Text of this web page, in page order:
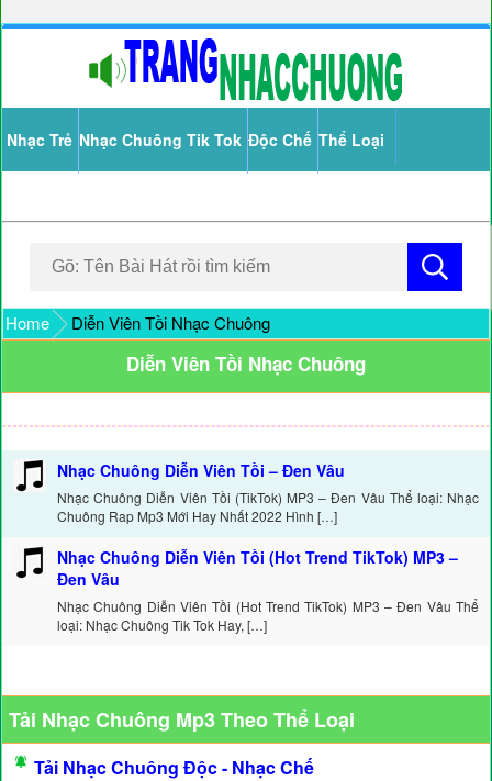
Nhạc Trẻ Nhạc Chuông Tik Tok Độc Chế Thể Loại
Home Diễn Viên Tồi Nhạc Chuông
Diễn Viên Tồi Nhạc Chuông
Nhạc Chuông Diễn Viên Tồi – Đen Vâu
Nhạc Chuông Diễn Viên Tồi (TikTok) MP3 – Đen Vâu Thể loại: Nhạc
Chuông Rap Mp3 Mới Hay Nhất 2022 Hình […]
Nhạc Chuông Diễn Viên Tồi (Hot Trend TikTok) MP3 –
Đen Vâu
Nhạc Chuông Diễn Viên Tồi (Hot Trend TikTok) MP3 – Đen Vâu Thể
loại: Nhạc Chuông Tik Tok Hay, […]
Tải Nhạc Chuông Mp3 Theo Thể Loại
Tải Nhạc Chuông Độc - Nhạc Chế